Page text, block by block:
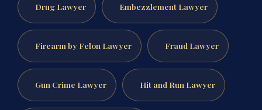
Drug Lawyer Embezzlement Lawyer
Firearm by Felon Lawyer Fraud Lawyer
Gun Crime Lawyer Hit and Run Lawyer